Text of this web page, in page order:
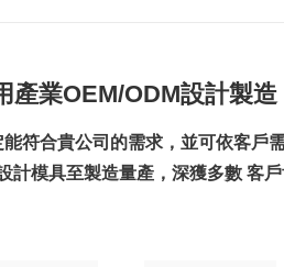
產業OEM/ODM設計製造
符合貴公司的需求，並可依客戶
計模具至製造量產，深獲多數 客戶